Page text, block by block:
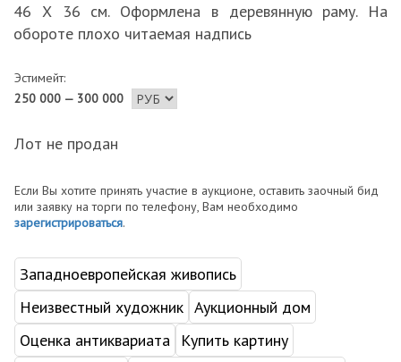
46 Х 36 см. Оформлена в деревянную раму. На
обороте плохо читаемая надпись
Эстимейт:
250 000 — 300 000
Лот не продан
Если Вы хотите принять участие в аукционе, оставить заочный бид
или заявку на торги по телефону, Вам необходимо
зарегистрироваться.
Западноевропейская живопись
Неизвестный художник Аукционный дом
Оценка антиквариата
Купить картину